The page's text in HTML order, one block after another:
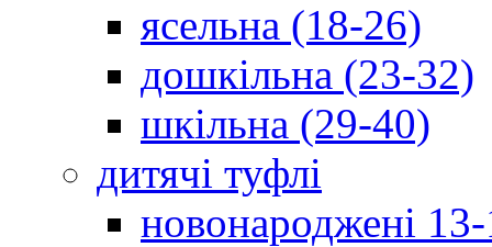
ясельна (18-26)
дошкільна (23-32)
шкільна (29-40)
дитячі туфлі
новонароджені